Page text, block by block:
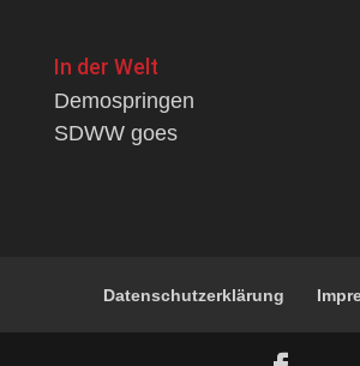
In der Welt
Demospringen
SDWW goes
Datenschutzerklärung